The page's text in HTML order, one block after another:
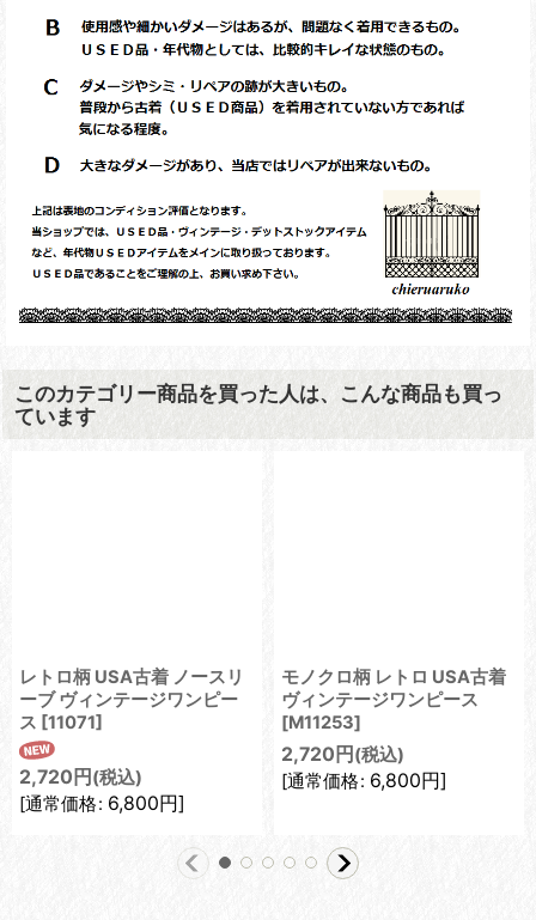
このカテゴリー商品を買った人は、こんな商品も買っ
ています
レトロ柄 USA古着 ノースリ
ーブ ヴィンテージワンピー
ス [11071]
2,720 円 (税込)
[通常価格: 6,800円]
モノクロ柄 レトロ USA古着
ヴィンテージワンピース
[M11253]
2,720 円 (税込)
[通常価格: 6,800円]